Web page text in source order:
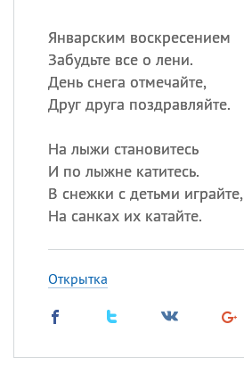
Январским воскресением
Забудьте все о лени.
День снега отмечайте,
Друг друга поздравляйте.
На лыжи становитесь
И по лыжне катитесь.
В снежки с детьми играйте,
На санках их катайте.
Открытка